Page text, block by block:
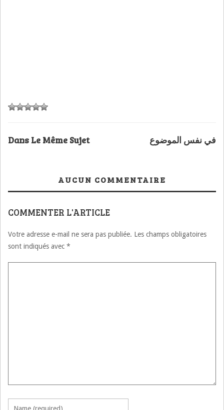
Dans Le Même Sujet في نفس الموضوع
AUCUN COMMENTAIRE
COMMENTER L'ARTICLE
Votre adresse e-mail ne sera pas publiée. Les champs obligatoires
sont indiqués avec *